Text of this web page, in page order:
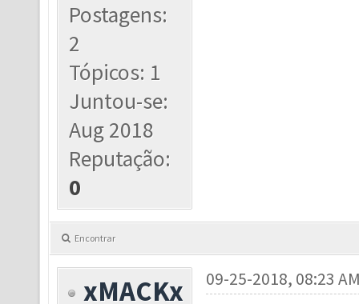
Postagens:
2
Tópicos: 1
Juntou-se:
Aug 2018
Reputação:
0
Encontrar
xMACKx 09-25-2018, 08:23